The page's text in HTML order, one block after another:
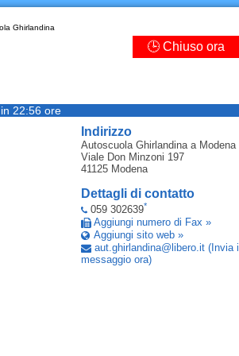
Ghirlandina
🕒 Chiuso ora
22:56 ore
Indirizzo
Autoscuola Ghirlandinaa Modena
Viale Don Minzoni 197
41125 Modena
Dettagli di contatto
059 302639*
Aggiungi numero di Fax »
Aggiungi sito web »
aut.ghirlandina@ libero.it (Invia il
messaggio ora)